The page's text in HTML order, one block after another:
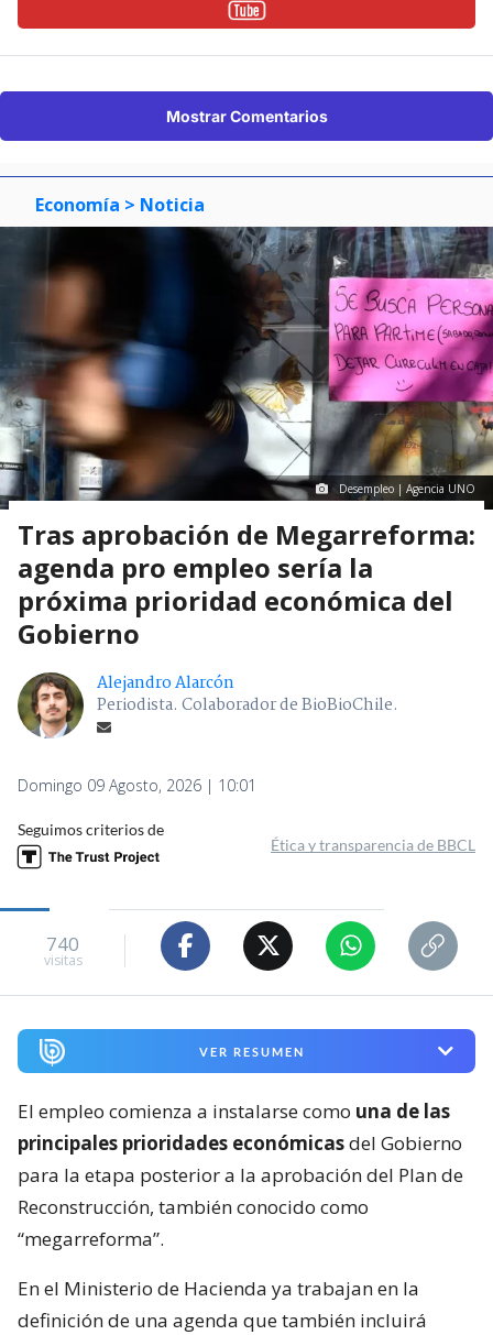
Mostrar Comentarios
Economía > Noticia
Desempleo | Agencia UNO
Tras aprobación de Megarreforma:
agenda pro empleo sería la
próxima prioridad económica del
Gobierno
Alejandro Alarcón
Periodista. Colaborador de BioBioChile.
Domingo 09 Agosto, 2026 | 10:01
Seguimos criterios de
Ética y transparencia de BBCL
740
visitas
VER RESUMEN
El empleo comienza a instalarse como una de las
principales prioridades económicasdel Gobierno
para la etapa posterior a la aprobación del Plan de
Reconstrucción, también conocido como
“megarreforma”.
En el Ministerio de Hacienda ya trabajan en la
definición de una agenda que también incluirá